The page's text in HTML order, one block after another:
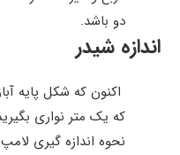
دو باشد.
اندازه شیدر
اکنون که شکل پایه
که یک متر نواری
نحوه اندازه گیری